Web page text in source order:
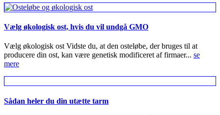
Vælg økologisk ost, hvis du vil undgå GMO
Vælg økologisk ost Vidste du, at den osteløbe, der bruges til at
producere din ost, kan være genetisk modificeret af firmaer... se
mere
Sådan heler du din utætte tarm